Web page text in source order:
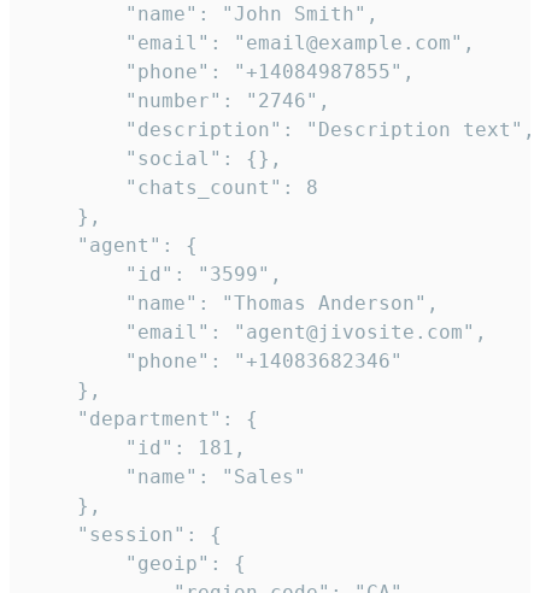
        "name": "John Smith",
        "email": "email@example.com",
        "phone": "+14084987855",
        "number": "2746",
        "description": "Description text",
        "social": {},
        "chats_count": 8
    },
    "agent": {
        "id": "3599",
        "name": "Thomas Anderson",
        "email": "agent@jivosite.com",
        "phone": "+14083682346"
    },
    "department": {
        "id": 181,
        "name": "Sales"
    },
    "session": {
        "geoip": {